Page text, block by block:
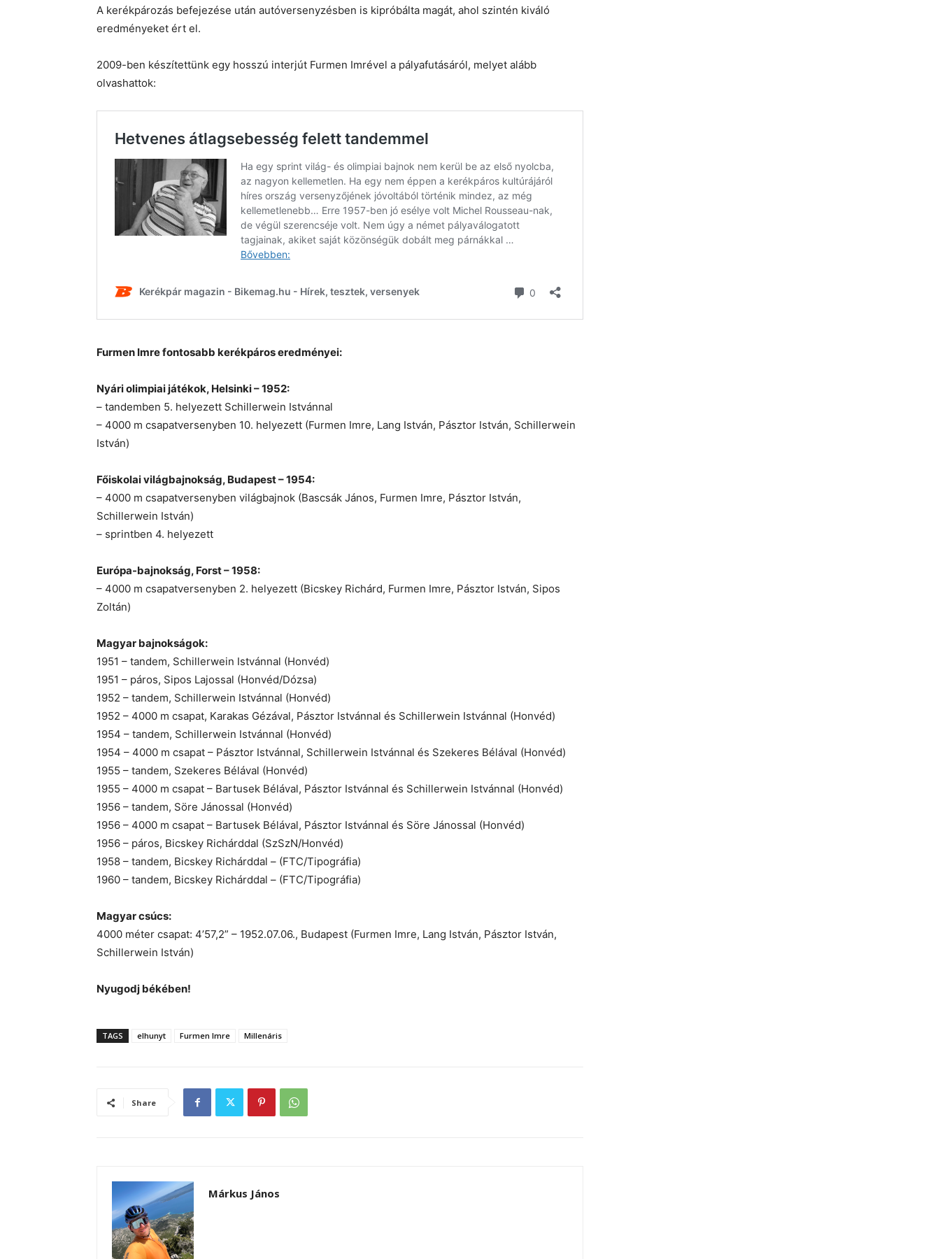
A kerékpározás befejezése után autóversenyzésben is kipróbálta magát, ahol szintén kiváló
eredményeket ért el.
2009-ben készítettünk egy hosszú interjút Furmen Imrével a pályafutásáról, melyet alább
olvashattok:
Furmen Imre fontosabb kerékpáros eredményei:
Nyári olimpiai játékok, Helsinki – 1952:
– tandemben 5. helyezett Schillerwein Istvánnal
– 4000 m csapatversenyben 10. helyezett (Furmen Imre, Lang István, Pásztor István, Schillerwein
István)
Főiskolai világbajnokság, Budapest – 1954:
– 4000 m csapatversenyben világbajnok (Bascsák János, Furmen Imre, Pásztor István,
Schillerwein István)
– sprintben 4. helyezett
Európa-bajnokság, Forst – 1958:
– 4000 m csapatversenyben 2. helyezett (Bicskey Richárd, Furmen Imre, Pásztor István, Sipos
Zoltán)
Magyar bajnokságok:
1951 – tandem, Schillerwein Istvánnal (Honvéd)
1951 – páros, Sipos Lajossal (Honvéd/Dózsa)
1952 – tandem, Schillerwein Istvánnal (Honvéd)
1952 – 4000 m csapat, Karakas Gézával, Pásztor Istvánnal és Schillerwein Istvánnal (Honvéd)
1954 – tandem, Schillerwein Istvánnal (Honvéd)
1954 – 4000 m csapat – Pásztor Istvánnal, Schillerwein Istvánnal és Szekeres Bélával (Honvéd)
1955 – tandem, Szekeres Bélával (Honvéd)
1955 – 4000 m csapat – Bartusek Bélával, Pásztor Istvánnal és Schillerwein Istvánnal (Honvéd)
1956 – tandem, Söre Jánossal (Honvéd)
1956 – 4000 m csapat – Bartusek Bélával, Pásztor Istvánnal és Söre Jánossal (Honvéd)
1956 – páros, Bicskey Richárddal (SzSzN/Honvéd)
1958 – tandem, Bicskey Richárddal – (FTC/Tipográfia)
1960 – tandem, Bicskey Richárddal – (FTC/Tipográfia)
Magyar csúcs:
4000 méter csapat: 4’57,2” – 1952.07.06., Budapest (Furmen Imre, Lang István, Pásztor István,
Schillerwein István)
Nyugodj békében!
TAGS elhunyt Furmen Imre Millenáris
Share
Márkus János